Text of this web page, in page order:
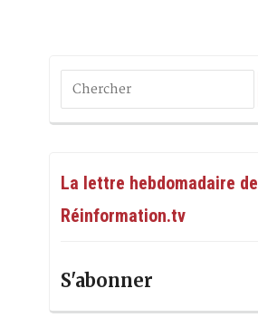
La lettre hebdomadaire de
Réinformation.tv
S'abonner